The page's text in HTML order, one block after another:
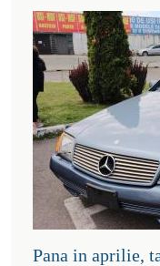
Pana in aprilie,